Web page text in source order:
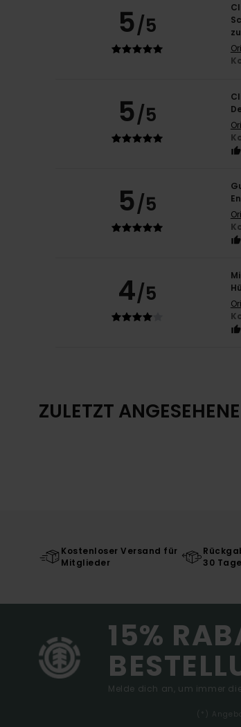
5/5
5/5
5/5
4/5
ZULETZT
Kostenloser Versand für
Mitglieder
30
15%
Melde dich an, um immer
(*)